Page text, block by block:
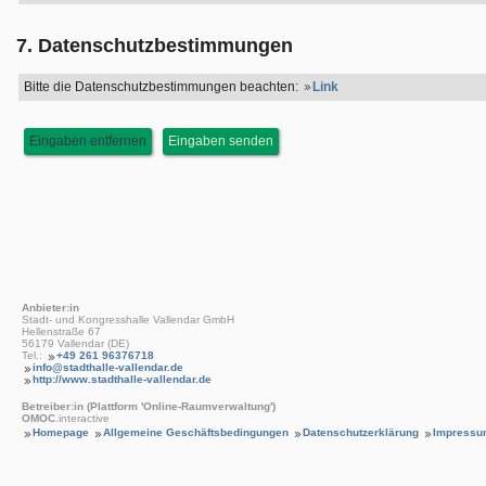
7. Datenschutzbestimmungen
Bitte die Datenschutzbestimmungen beachten: Link
Anbieter:in
Stadt- und Kongresshalle Vallendar GmbH
Hellenstraße 67
56179 Vallendar (DE)
Tel.:
+49 261 96376718
info@stadthalle-vallendar.de
http://www.stadthalle-vallendar.de
Betreiber:in (Plattform 'Online-Raumverwaltung')
OMOC .interactive
Homepage
Allgemeine Geschäftsbedingungen Datenschutzerklärung